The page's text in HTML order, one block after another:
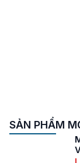
SẢN PHẨM